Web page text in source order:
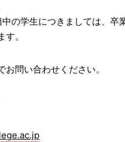
の学生につきましては、卒
。
問い合わせください。